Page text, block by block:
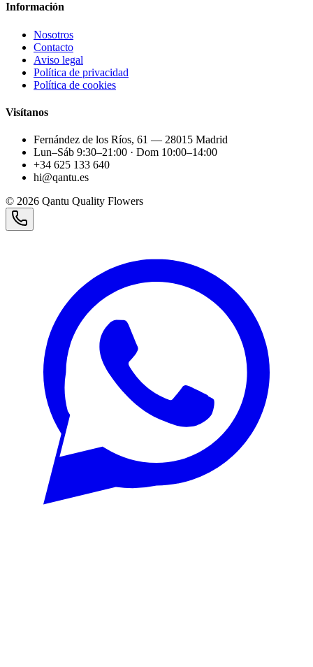
Información
Nosotros
Contacto
Aviso legal
Política de privacidad
Política de cookies
Visítanos
Fernández de los Ríos, 61 — 28015 Madrid
Lun–Sáb 9:30–21:00 · Dom 10:00–14:00
+34 625 133 640
hi@qantu.es
© 2026 Qantu Quality Flowers